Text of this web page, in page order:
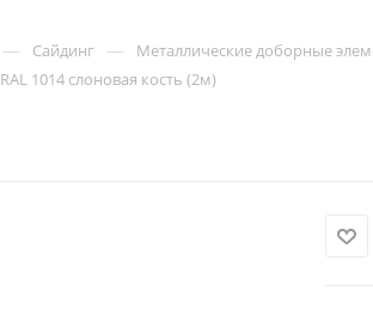
— Сайдинг — Металлические доборные
1014 слоновая кость (2м)